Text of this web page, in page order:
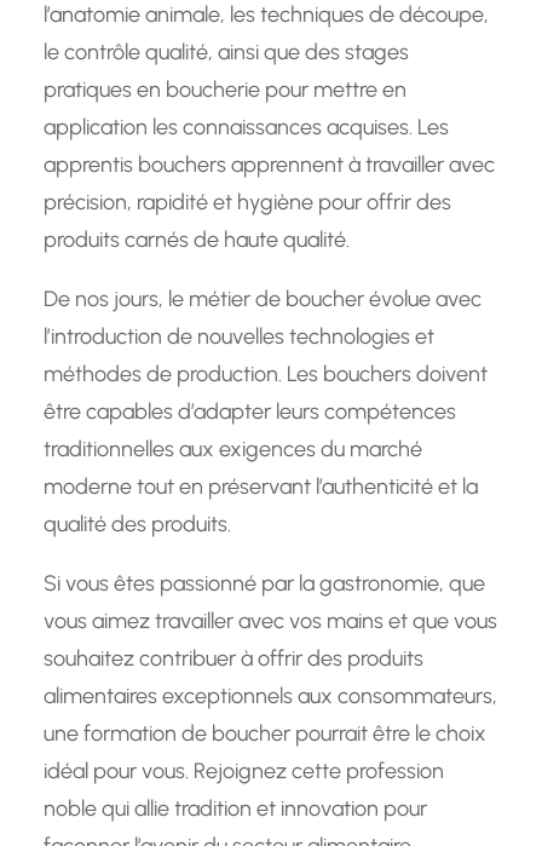
l’anatomie animale, les techniques de découpe,
le contrôle qualité, ainsi que des stages
pratiques en boucherie pour mettre en
application les connaissances acquises. Les
apprentis bouchers apprennent à travailler avec
précision, rapidité et hygiène pour offrir des
produits carnés de haute qualité.
De nos jours, le métier de boucher évolue avec
l’introduction de nouvelles technologies et
méthodes de production. Les bouchers doivent
être capables d’adapter leurs compétences
traditionnelles aux exigences du marché
moderne tout en préservant l’authenticité et la
qualité des produits.
Si vous êtes passionné par la gastronomie, que
vous aimez travailler avec vos mains et que vous
souhaitez contribuer à offrir des produits
alimentaires exceptionnels aux consommateurs,
une formation de boucher pourrait être le choix
idéal pour vous. Rejoignez cette profession
noble qui allie tradition et innovation pour